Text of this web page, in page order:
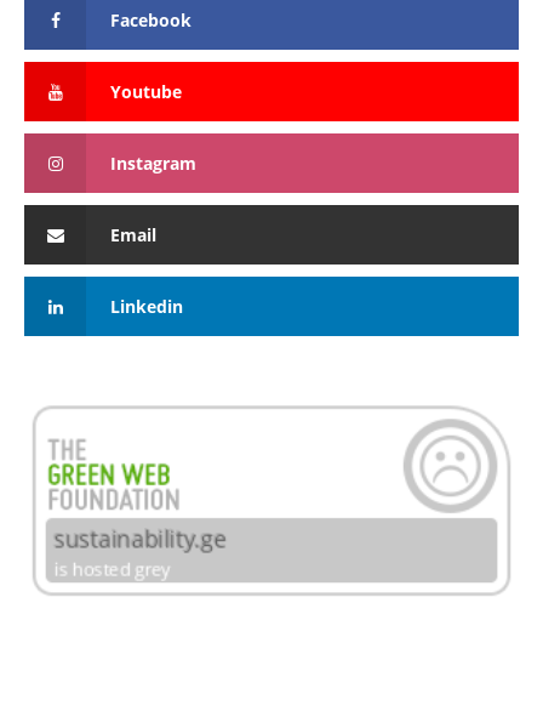
Facebook
Youtube
Instagram
Email
Linkedin